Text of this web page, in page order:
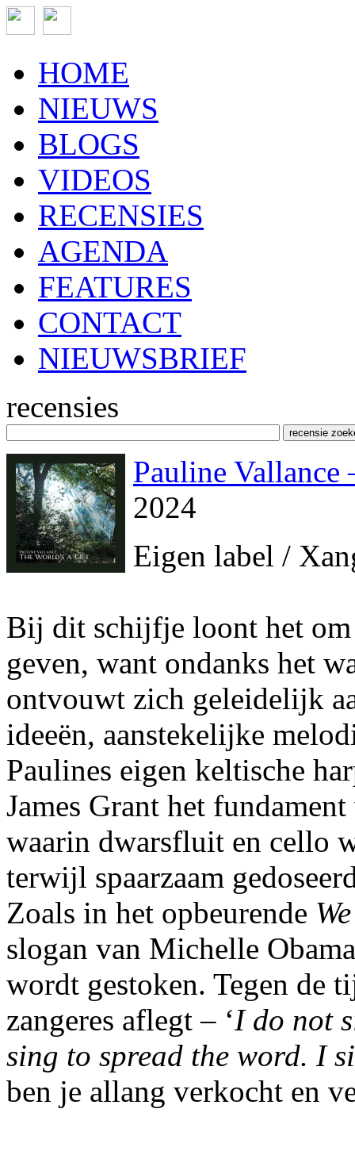
HOME
NIEUWS
BLOGS
VIDEOS
RECENSIES
AGENDA
FEATURES
CONTACT
NIEUWSBRIEF
recensies
Pauline Vallance
2024
Eigen label /
Bij dit schijfje loont het om
geven, want ondanks het
ontvouwt zich geleidelijk
ideeën, aanstekelijke
Paulines eigen keltische
James Grant het
waarin dwarsfluit en cello
terwijl spaarzaam
Zoals in het opbeurende
slogan van Michelle
wordt gestoken. Tegen de
zangeres aflegt – ‘I do not
sing to spread the word. I
ben je allang verkocht en